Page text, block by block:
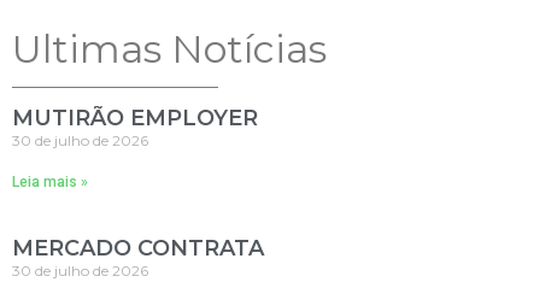
Ultimas Notícias
MUTIRÃO EMPLOYER
30 de julho de 2026
Leia mais »
MERCADO CONTRATA
30 de julho de 2026